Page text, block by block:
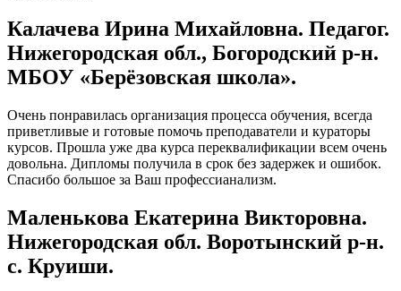
Калачева Ирина Михайловна. Педагог.
Нижегородская обл., Богородский р-н.
МБОУ «Берёзовская школа».
Очень понравилась организация процесса обучения, всегда
приветливые и готовые помочь преподаватели и кураторы
курсов. Прошла уже два курса переквалификации всем очень
довольна. Дипломы получила в срок без задержек и ошибок.
Спасибо большое за Ваш профессианализм.
Маленькова Екатерина Викторовна.
Нижегородская обл. Воротынский р-н.
с. Круиши.